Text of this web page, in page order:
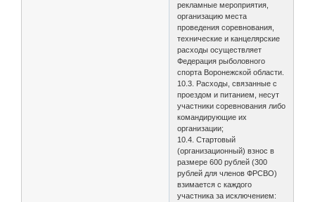
рекламные мероприятия,
организацию места
проведения соревнования,
технические и канцелярские
расходы осуществляет
Федерация рыболовного
спорта Воронежской области.
10.3. Расходы, связанные с
проездом и питанием, несут
участники соревнования либо
командирующие их
организации;
10.4. Стартовый
(организационный) взнос в
размере 600 рублей (300
рублей для членов ФРСВО)
взимается с каждого
участника за исключением: